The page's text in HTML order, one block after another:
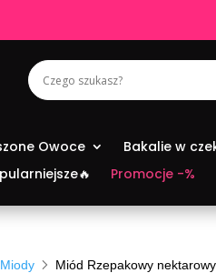
Owoce Bakalie w
Promocje -%
Miody Miód Rzepakowy